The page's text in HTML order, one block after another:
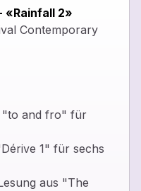
«Rainfall 2»
Contemporary
"to and fro" für
1" für sechs
aus "The